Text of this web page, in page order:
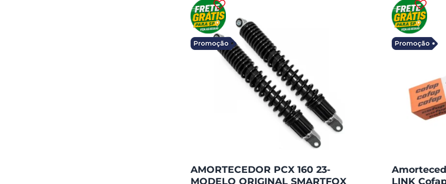
AMORTECEDOR PCX 160 23-
MODELO ORIGINAL SMARTFOX
LINK